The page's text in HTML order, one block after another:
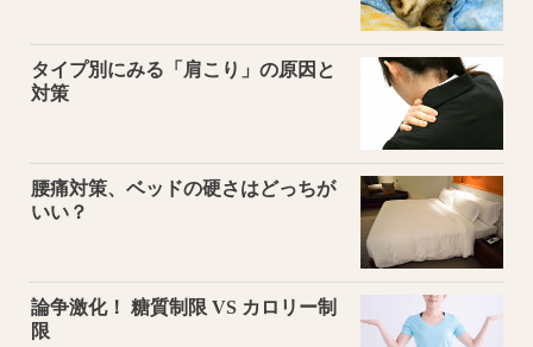
タイプ別にみる「肩こり」の原因と
対策
腰痛対策、ベッドの硬さはどっちが
いい？
論争激化！ 糖質制限 VS カロリー制
限